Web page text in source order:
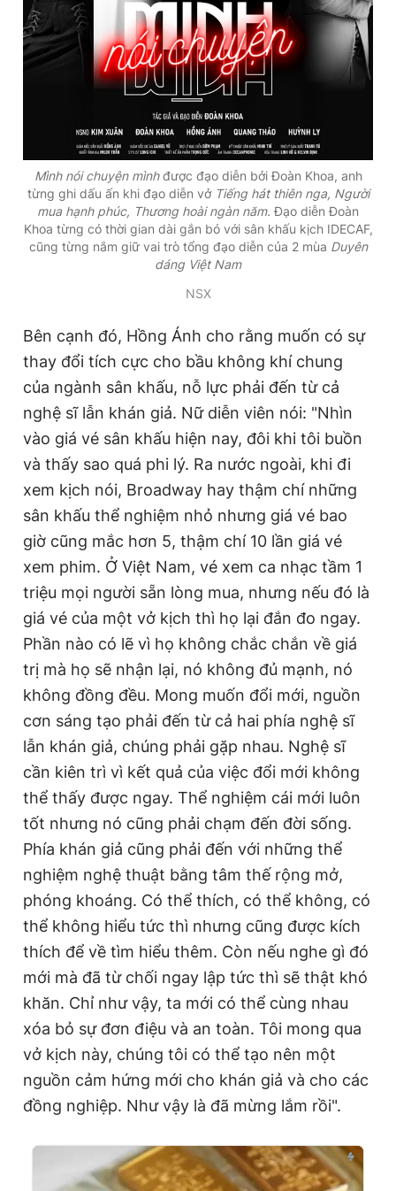
Mình nói chuyện mìnhđược đạo diễn bởi Đoàn Khoa, anh
từng ghi dấu ấn khi đạo diễn vởTiếng hát thiên nga, Người
mua hạnh phúc, Thương hoài ngàn năm. Đạo diễn Đoàn
Khoa từng có thời gian dài gắn bó với sân khấu kịch IDECAF,
cũng từng nắm giữ vai trò tổng đạo diễn của 2 mùa Duyên
dáng Việt Nam
NSX
Bên cạnh đó, Hồng Ánh cho rằng muốn có sự
thay đổi tích cực cho bầu không khí chung
của ngành sân khấu, nỗ lực phải đến từ cả
nghệ sĩ lẫn khán giả. Nữ diễn viên nói: "Nhìn
vào giá vé sân khấu hiện nay, đôi khi tôi buồn
và thấy sao quá phi lý. Ra nước ngoài, khi đi
xem kịch nói, Broadway hay thậm chí những
sân khấu thể nghiệm nhỏ nhưng giá vé bao
giờ cũng mắc hơn 5, thậm chí 10 lần giá vé
xem phim. Ở Việt Nam, vé xem ca nhạc tầm 1
triệu mọi người sẵn lòng mua, nhưng nếu đó là
giá vé của một vở kịch thì họ lại đắn đo ngay.
Phần nào có lẽ vì họ không chắc chắn về giá
trị mà họ sẽ nhận lại, nó không đủ mạnh, nó
không đồng đều. Mong muốn đổi mới, nguồn
cơn sáng tạo phải đến từ cả hai phía nghệ sĩ
lẫn khán giả, chúng phải gặp nhau. Nghệ sĩ
cần kiên trì vì kết quả của việc đổi mới không
thể thấy được ngay. Thể nghiệm cái mới luôn
tốt nhưng nó cũng phải chạm đến đời sống.
Phía khán giả cũng phải đến với những thể
nghiệm nghệ thuật bằng tâm thế rộng mở,
phóng khoáng. Có thể thích, có thể không, có
thể không hiểu tức thì nhưng cũng được kích
thích để về tìm hiểu thêm. Còn nếu nghe gì đó
mới mà đã từ chối ngay lập tức thì sẽ thật khó
khăn. Chỉ như vậy, ta mới có thể cùng nhau
xóa bỏ sự đơn điệu và an toàn. Tôi mong qua
vở kịch này, chúng tôi có thể tạo nên một
nguồn cảm hứng mới cho khán giả và cho các
đồng nghiệp. Như vậy là đã mừng lắm rồi".